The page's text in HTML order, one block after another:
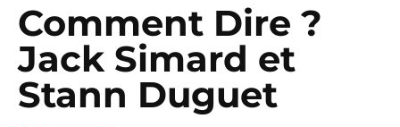
Comment Dire ?
Jack Simard et
Stann Duguet